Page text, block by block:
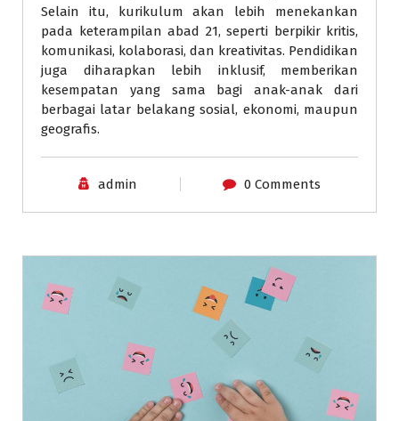
Selain itu, kurikulum akan lebih menekankan
pada keterampilan abad 21, seperti berpikir kritis,
komunikasi, kolaborasi, dan kreativitas. Pendidikan
juga diharapkan lebih inklusif, memberikan
kesempatan yang sama bagi anak-anak dari
berbagai latar belakang sosial, ekonomi, maupun
geografis.
admin 0 Comments